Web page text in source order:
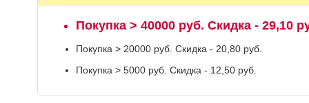
Покупка > 40000 руб. Скидка - 29,10
Покупка > 20000 руб. Скидка - 20,80 руб.
Покупка > 5000 руб. Скидка - 12,50 руб.